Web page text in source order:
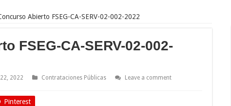
Abierto FSEG-CA-SERV-02-002-2022
FSEG-CA-SERV-02-002-
2022 Contrataciones Públicas
Leave a comment
Pinterest